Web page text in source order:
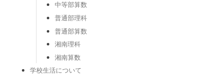
中等部算数
普通部理科
普通部算数
湘南理科
湘南算数
学校生活について